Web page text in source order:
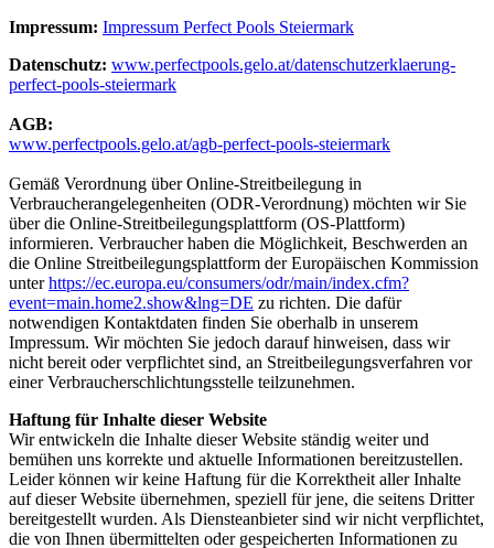
Impressum: Impressum Perfect Pools Steiermark
Datenschutz: www.perfectpools.gelo.at/datenschutzerklaerung-
perfect-pools-steiermark
AGB:
www.perfectpools.gelo.at/agb-perfect-pools-steiermark
Gemäß Verordnung über Online-Streitbeilegung in
Verbraucherangelegenheiten (ODR-Verordnung) möchten wir Sie
über die Online-Streitbeilegungsplattform (OS-Plattform)
informieren. Verbraucher haben die Möglichkeit, Beschwerden an
die Online Streitbeilegungsplattform der Europäischen Kommission
unterhttps://ec.europa.eu/consumers/odr/main/index.cfm?
event=main.home2.show&lng=DE zu richten. Die dafür
notwendigen Kontaktdaten finden Sie oberhalb in unserem
Impressum. Wir möchten Sie jedoch darauf hinweisen, dass wir
nicht bereit oder verpflichtet sind, an Streitbeilegungsverfahren vor
einer Verbraucherschlichtungsstelle teilzunehmen.
Haftung für Inhalte dieser Website
Wir entwickeln die Inhalte dieser Website ständig weiter und
bemühen uns korrekte und aktuelle Informationen bereitzustellen.
Leider können wir keine Haftung für die Korrektheit aller Inhalte
auf dieser Website übernehmen, speziell für jene, die seitens Dritter
bereitgestellt wurden. Als Diensteanbieter sind wir nicht verpflichtet,
die von Ihnen übermittelten oder gespeicherten Informationen zu